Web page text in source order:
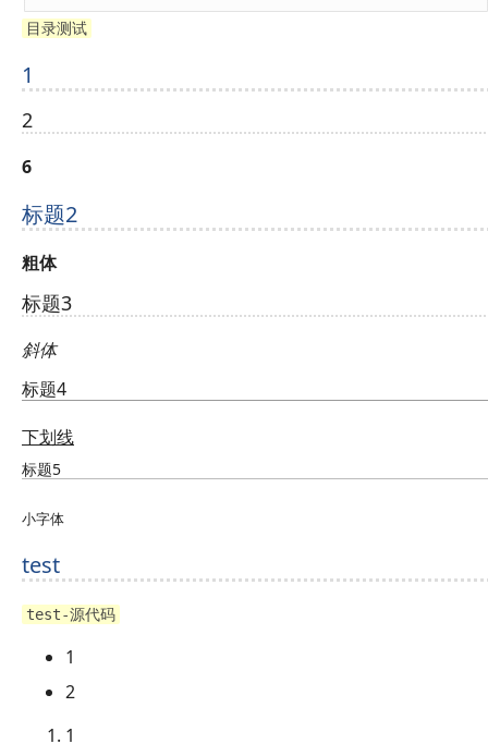
目录测试
1
2
6
标题2
粗体
标题3
斜体
标题4
下划线
标题5
小字体
test
test-源代码
1
2
1